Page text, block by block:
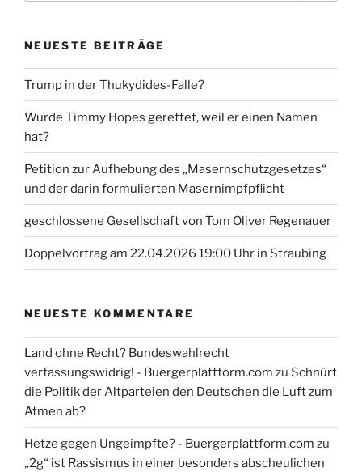
NEUESTE BEITRÄGE
Trump in der Thukydides-Falle?
Wurde Timmy Hopes gerettet, weil er einen Namen
hat?
Petition zur Aufhebung des „Masernschutzgesetzes“
und der darin formulierten Masernimpfpflicht
geschlossene Gesellschaft von Tom Oliver Regenauer
Doppelvortrag am 22.04.2026 19:00 Uhr in Straubing
NEUESTE KOMMENTARE
Land ohne Recht? Bundeswahlrecht
verfassungswidrig! - Buergerplattform.com zu Schnürt
die Politik der Altparteien den Deutschen die Luft zum
Atmen ab?
Hetze gegen Ungeimpfte? - Buergerplattform.com zu
„2g“ ist Rassismus in einer besonders abscheulichen